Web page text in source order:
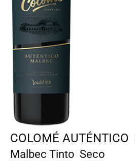
COLOMÉ AUTÉNTICO
Malbec Tinto Seco